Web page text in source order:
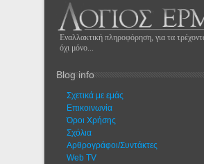
Εναλλακτική πληροφόρηση, για τα
όχι μόνο...
Blog info
Σχετικά με εμάς
Eπικοινωνία
Όροι Χρήσης
Σχόλια
Αρθρογράφοι/Συντάκτες
Web TV